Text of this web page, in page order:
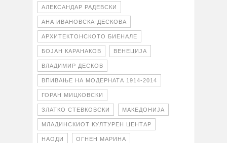
АЛЕКСАНДАР РАДЕВСКИ
АНА ИВАНОВСКА-ДЕСКОВА
АРХИТЕКТОНСКОТО БИЕНАЛЕ
БОЈАН КАРАНАКОВ ВЕНЕЦИЈА
ВЛАДИМИР ДЕСКОВ
ВПИВАЊЕ НА МОДЕРНАТА 1914-2014
ГОРАН МИЦКОВСКИ
ЗЛАТКО СТЕВКОВСКИ МАКЕДОНИЈА
МЛАДИНСКИОТ КУЛТУРЕН ЦЕНТАР
НАОДИ ОГНЕН МАРИНА